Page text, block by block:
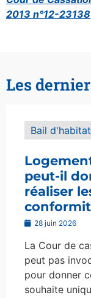
2013 n°12-23138
Les
Bail
peut-il
réaliser
28 juin 2026
La Cour de
peut pas
pour donner
souhaite